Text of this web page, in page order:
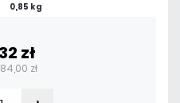
0,85 kg
zł
zł